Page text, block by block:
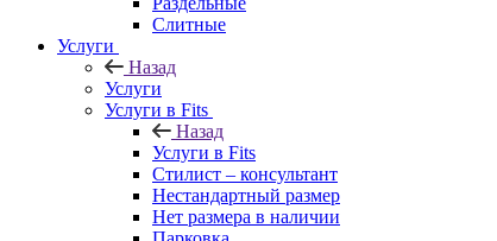
Слитные
Услуги
Назад
Услуги
Услуги в Fits
Назад
Услуги в Fits
Стилист – консультант
Нестандартный размер
Нет размера в наличии